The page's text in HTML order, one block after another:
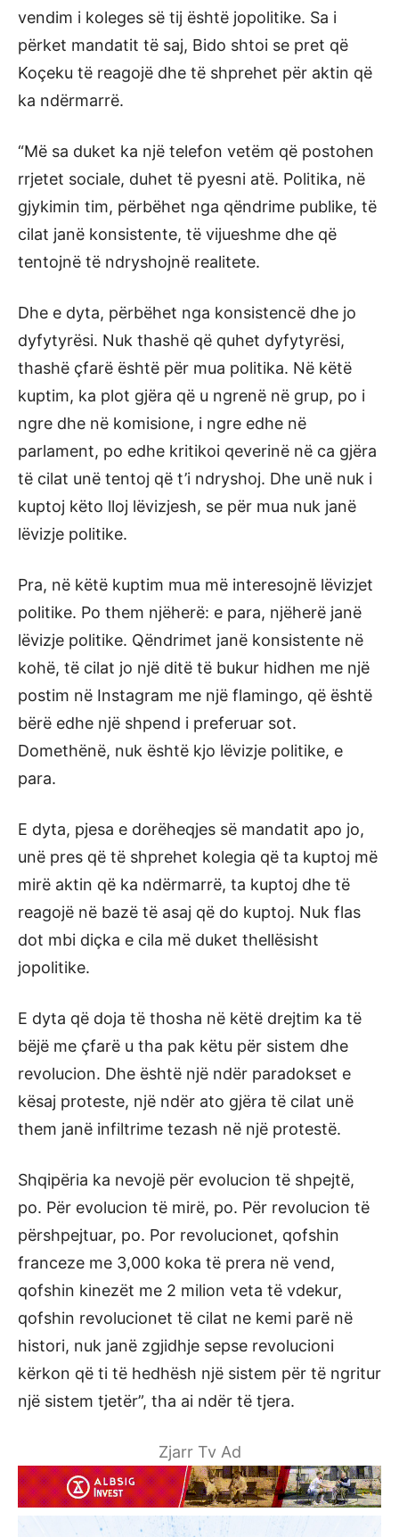
vendim i koleges së tij është jopolitike. Sa i
përket mandatit të saj, Bido shtoi se pret që
Koçeku të reagojë dhe të shprehet për aktin që
ka ndërmarrë.
“Më sa duket ka një telefon vetëm që postohen
rrjetet sociale, duhet të pyesni atë. Politika, në
gjykimin tim, përbëhet nga qëndrime publike, të
cilat janë konsistente, të vijueshme dhe që
tentojnë të ndryshojnë realitete.
Dhe e dyta, përbëhet nga konsistencë dhe jo
dyfytyrësi. Nuk thashë që quhet dyfytyrësi,
thashë çfarë është për mua politika. Në këtë
kuptim, ka plot gjëra që u ngrenë në grup, po i
ngre dhe në komisione, i ngre edhe në
parlament, po edhe kritikoi qeverinë në ca gjëra
të cilat unë tentoj që t’i ndryshoj. Dhe unë nuk i
kuptoj këto lloj lëvizjesh, se për mua nuk janë
lëvizje politike.
Pra, në këtë kuptim mua më interesojnë lëvizjet
politike. Po them njëherë: e para, njëherë janë
lëvizje politike. Qëndrimet janë konsistente në
kohë, të cilat jo një ditë të bukur hidhen me një
postim në Instagram me një flamingo, që është
bërë edhe një shpend i preferuar sot.
Domethënë, nuk është kjo lëvizje politike, e
para.
E dyta, pjesa e dorëheqjes së mandatit apo jo,
unë pres që të shprehet kolegia që ta kuptoj më
mirë aktin që ka ndërmarrë, ta kuptoj dhe të
reagojë në bazë të asaj që do kuptoj. Nuk flas
dot mbi diçka e cila më duket thellësisht
jopolitike.
E dyta që doja të thosha në këtë drejtim ka të
bëjë me çfarë u tha pak këtu për sistem dhe
revolucion. Dhe është një ndër paradokset e
kësaj proteste, një ndër ato gjëra të cilat unë
them janë infiltrime tezash në një protestë.
Shqipëria ka nevojë për evolucion të shpejtë,
po. Për evolucion të mirë, po. Për revolucion të
përshpejtuar, po. Por revolucionet, qofshin
franceze me 3,000 koka të prera në vend,
qofshin kinezët me 2 milion veta të vdekur,
qofshin revolucionet të cilat ne kemi parë në
histori, nuk janë zgjidhje sepse revolucioni
kërkon që ti të hedhësh një sistem për të ngritur
një sistem tjetër”, tha ai ndër të tjera.
Zjarr Tv Ad